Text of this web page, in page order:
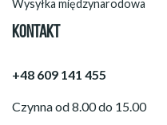
Wysyłka międzynarodowa
KONTAKT
+48 609 141 455
Czynna od 8.00 do 15.00